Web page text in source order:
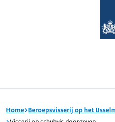
Home Beroepsvisserij op het